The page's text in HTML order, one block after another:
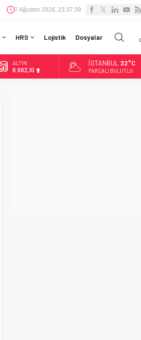
7 Ağustos 2026, 23:37:40
HRS Lojistik Dosyalar
ALTIN
6.662,10
İSTANBUL 32°C
PARÇALI BULUTLU